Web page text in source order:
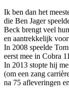
Ik ben dan het
die Ben Jager
Beck brengt veel
en aantrekkelijk
In 2008 speelde
eerst mee in Cobra
In 2013 stopte hij
(om een zang
na 75 afleveringen